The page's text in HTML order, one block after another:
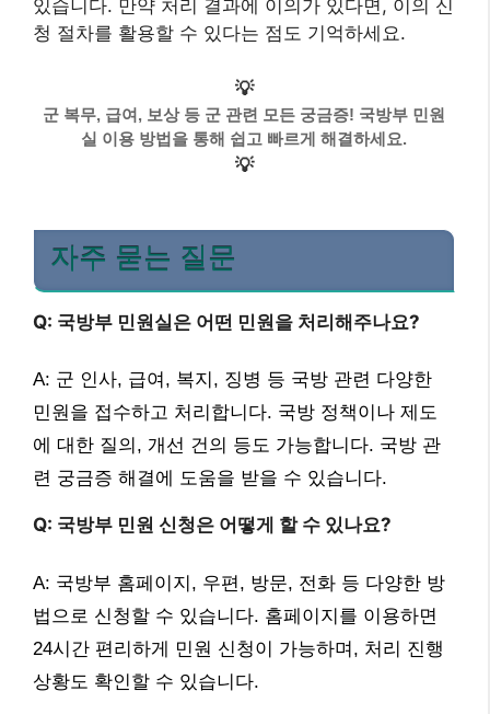
있습니다. 만약 처리 결과에 이의가 있다면, 이의 신
청 절차를 활용할 수 있다는 점도 기억하세요.
💡
군 복무, 급여, 보상 등 군 관련 모든 궁금증! 국방부 민원
실 이용 방법을 통해 쉽고 빠르게 해결하세요.
💡
자주 묻는 질문
Q: 국방부 민원실은 어떤 민원을 처리해주나요?
A: 군 인사, 급여, 복지, 징병 등 국방 관련 다양한
민원을 접수하고 처리합니다. 국방 정책이나 제도
에 대한 질의, 개선 건의 등도 가능합니다. 국방 관
련 궁금증 해결에 도움을 받을 수 있습니다.
Q: 국방부 민원 신청은 어떻게 할 수 있나요?
A: 국방부 홈페이지, 우편, 방문, 전화 등 다양한 방
법으로 신청할 수 있습니다. 홈페이지를 이용하면
24시간 편리하게 민원 신청이 가능하며, 처리 진행
상황도 확인할 수 있습니다.